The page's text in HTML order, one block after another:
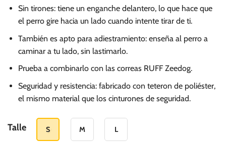
79.00
hasta
S/.
Sin tirones: tiene un enganche delantero, lo que hace que
el perro gire hacia un lado cuando intente tirar de ti.
También es apto para adiestramiento: enseña al perro a
caminar a tu lado, sin lastimarlo.
Prueba a combinarlo con las correas RUFF Zeedog.
Seguridad y resistencia: fabricado con teteron de poliéster,
el mismo material que los cinturones de seguridad.
Talle S M L